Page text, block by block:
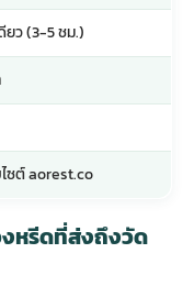
ยว (3-5 ชม.)
ไซต์ aorest.co
หรีดที่ส่งถึงวัด